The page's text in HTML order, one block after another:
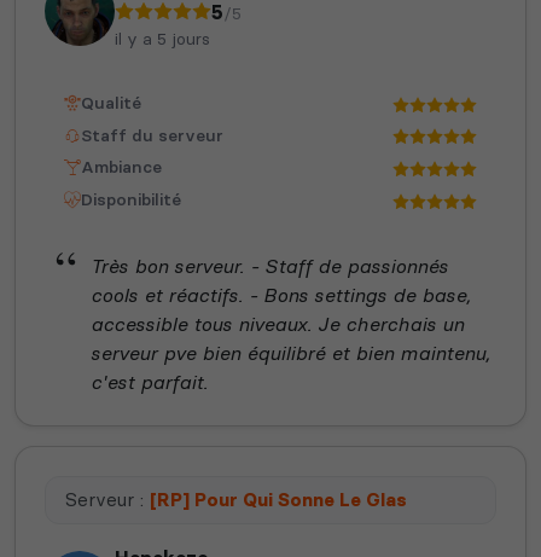
5/5
il y a 5 jours
Qualité
Staff du serveur
Ambiance
Disponibilité
Très bon serveur. - Staff de passionnés
cools et réactifs. - Bons settings de base,
accessible tous niveaux. Je cherchais un
serveur pve bien équilibré et bien maintenu,
c'est parfait.
Serveur : [RP] Pour Qui Sonne Le Glas